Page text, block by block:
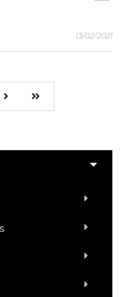
13/02/2021